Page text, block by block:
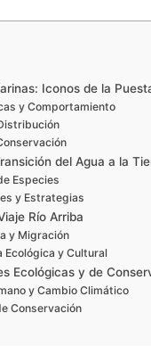
Iconos de la
y Comportamiento
del Agua a la
Especies
y Estrategias
Río Arriba
y Migración
Ecológica y Cultural
Ecológicas y de
y Cambio Climático
Conservación